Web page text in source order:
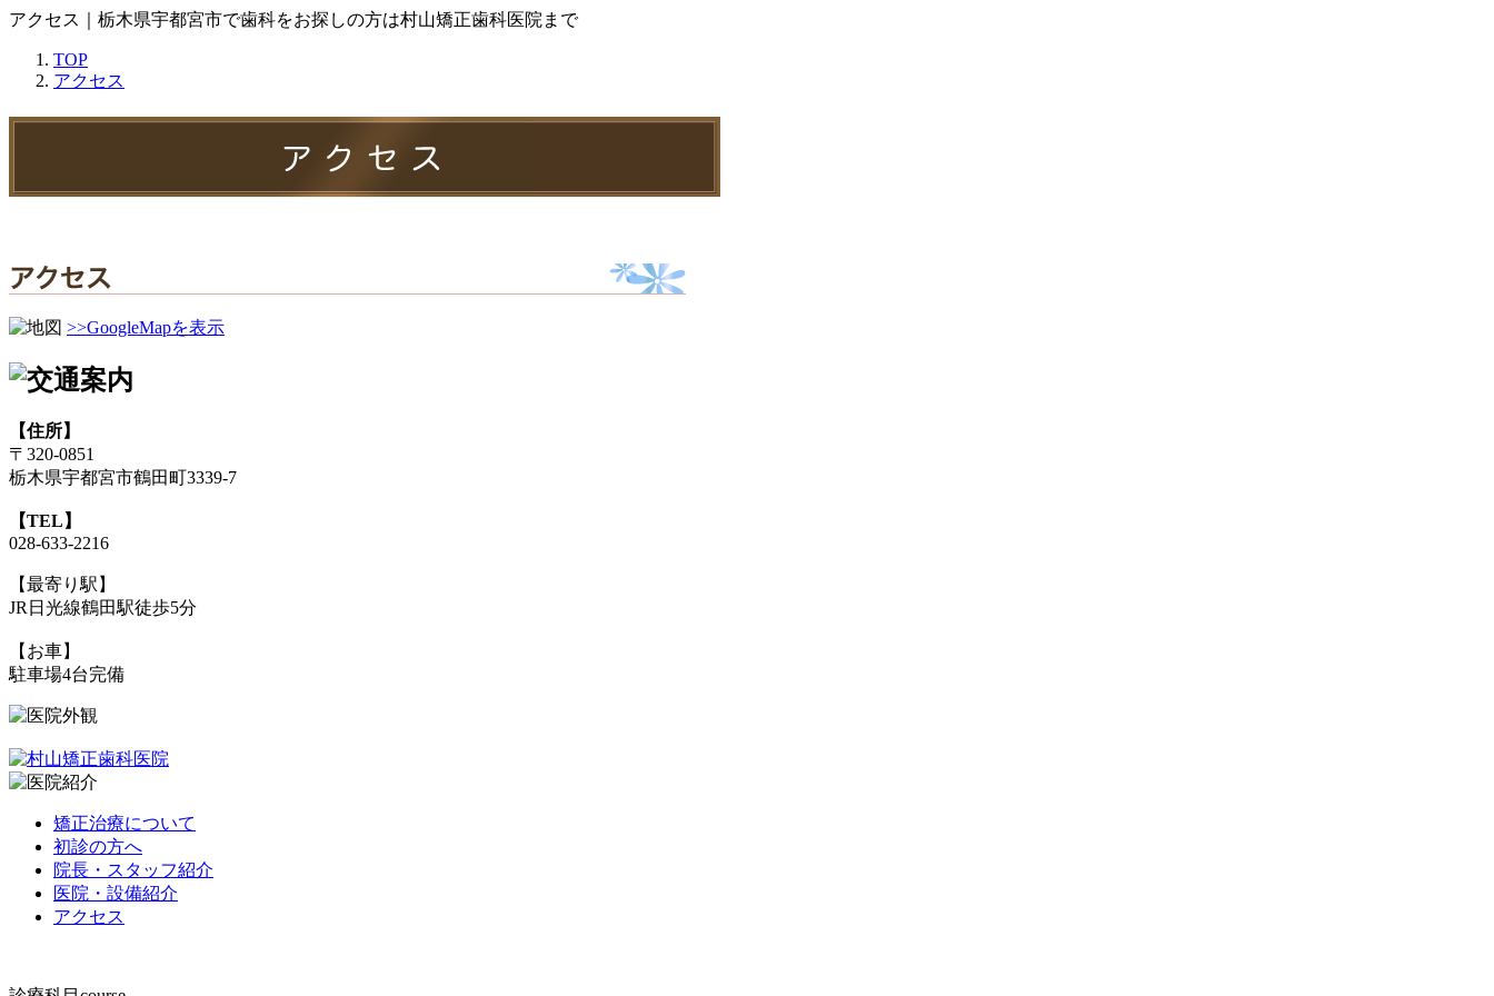
アクセス｜栃木県宇都宮市で歯科をお探しの方は村山矯正歯科医院まで
TOP
アクセス
>>GoogleMapを表示
【住所】
〒320-0851
栃木県宇都宮市鶴田町3339-7
【TEL】
028-633-2216
【最寄り駅】
JR日光線鶴田駅徒歩5分
【お車】
駐車場4台完備
矯正治療について
初診の方へ
院長・スタッフ紹介
医院・設備紹介
アクセス